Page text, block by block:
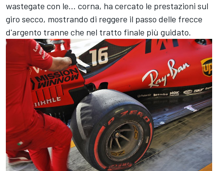
wastegate con le... corna, ha cercato le prestazioni sul
giro secco, mostrando di reggere il passo delle frecce
d'argento tranne che nel tratto finale più guidato.